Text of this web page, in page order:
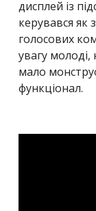
дисплей із
керувався як
голосових
увагу молоді,
мало
функціонал.